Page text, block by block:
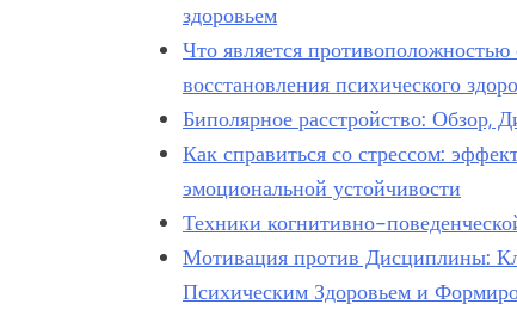
здоровьем
Что является
восстановления психического
Биполярное расстройство: Обзор,
Как справиться со стрессом:
эмоциональной устойчивости
Техники когнитивно-
Мотивация против Дисциплины:
Психическим Здоровьем и